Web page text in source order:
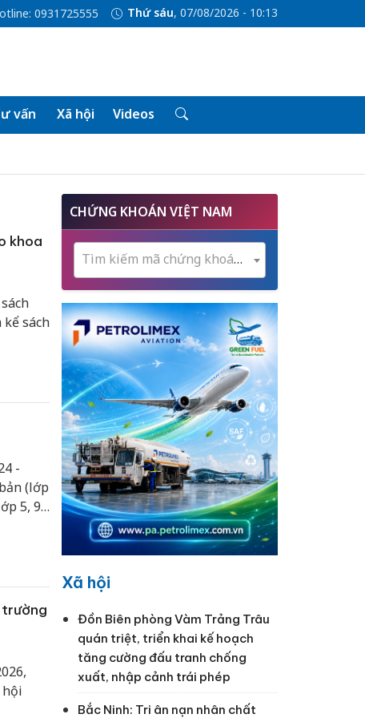
0931725555 Thứ sáu, 07/08/2026 - 10:13
vấn Xã hội Videos
khoa
sách
-
(lớp
5, 9,
trường
hội
CHỨNG KHOÁN VIỆT NAM
Tìm kiếm mã chứng khoán...
Xã hội
Đồn Biên phòng Vàm Trảng Trâu
quán triệt, triển khai kế hoạch
tăng cường đấu tranh chống
xuất, nhập cảnh trái phép
Bắc Ninh: Tri ân nạn nhân chất